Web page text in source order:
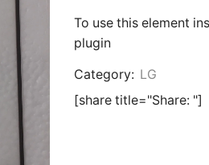
K580
/
X
ORIGINAL
AZUL
To use this element
plugin
Category: LG
[share title="Share: "]